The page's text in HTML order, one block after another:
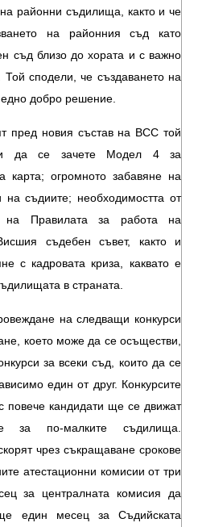
районни съдилища, както и че
на районния съд като
съд близо до хората и с важно
сподели, че създаването на
добро решение.
пред новия състав на ВСС той
да се зачете Модел 4 за
карта; огромното забавяне на
на съдиите; необходимостта от
на Правилата за работа на
съдебен съвет, както и
с кадровата криза, каквато е
в страната.
на следващи конкурси
което може да се осъществи,
за всеки съд, които да се
един от друг. Конкурсите
повече кандидати ще се движат
за по-малките съдилища.
чрез съкращаване срокове
атестационни комисии от три
за централната комисия да
един месец за Съдийската